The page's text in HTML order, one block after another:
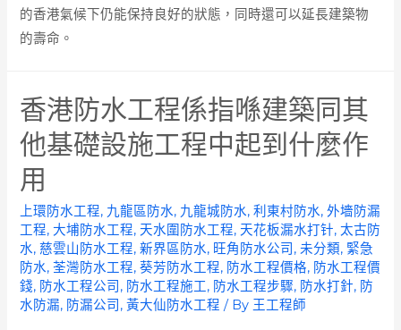
的香港氣候下仍能保持良好的狀態，同時還可以延長建築物
的壽命。
香港防水工程係指喺建築同其
他基礎設施工程中起到什麼作
用
上環防水工程, 九龍區防水, 九龍城防水,利東村防水,外墻防漏
工程,大埔防水工程, 天水圍防水工程, 天花板漏水打针,太古防
水,慈雲山防水工程,新界區防水, 旺角防水公司 ,未分類, 緊急
防水,荃灣防水工程,葵芳防水工程, 防水工程價格, 防水工程價
錢, 防水工程公司 , 防水工程施工, 防水工程步驟, 防水打針, 防
水防漏, 防漏公司 ,黃大仙防水工程 / By 王工程師